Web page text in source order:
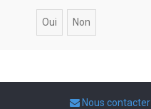
Nous contacter